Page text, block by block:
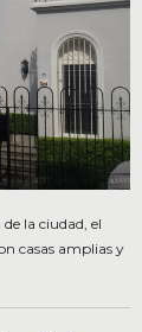
la ciudad, el
casas amplias y